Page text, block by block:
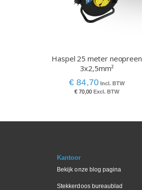
Haspel 25 meter neopreen
3x2,5mm²
€ 84,70
€ 70,00
Kantoor
Bekijk onze blog pagina
Stekkerdoos bureaublad